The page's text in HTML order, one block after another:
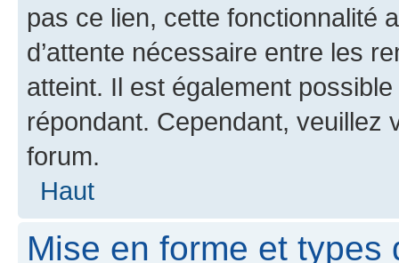
pas ce lien, cette fonctionnalité
d’attente nécessaire entre les
atteint. Il est également
répondant. Cependant,
forum.
Haut
Mise en forme et types